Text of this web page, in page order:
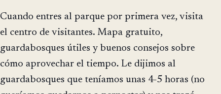
Cuando entres al parque por primera vez, visita
el centro de visitantes. Mapa gratuito,
guardabosques útiles y buenos consejos sobre
cómo aprovechar el tiempo. Le dijimos al
guardabosques que teníamos unas 4-5 horas (no